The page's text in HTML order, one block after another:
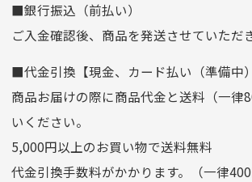
口座種別
普通
口座番号
0255557
口座名義
株式会社一条
ゆうちょ銀行
ゆうちょ間
記号
14710
■銀行振込（前払い）
ご入金確認後、商品を発送させていただ
■代金引換【現金、カード払い（準備中）
商品お届けの際に商品代金と送料（一律
いください。
5,000円以上のお買い物で送料無料
代金引換手数料がかかります。（一律400